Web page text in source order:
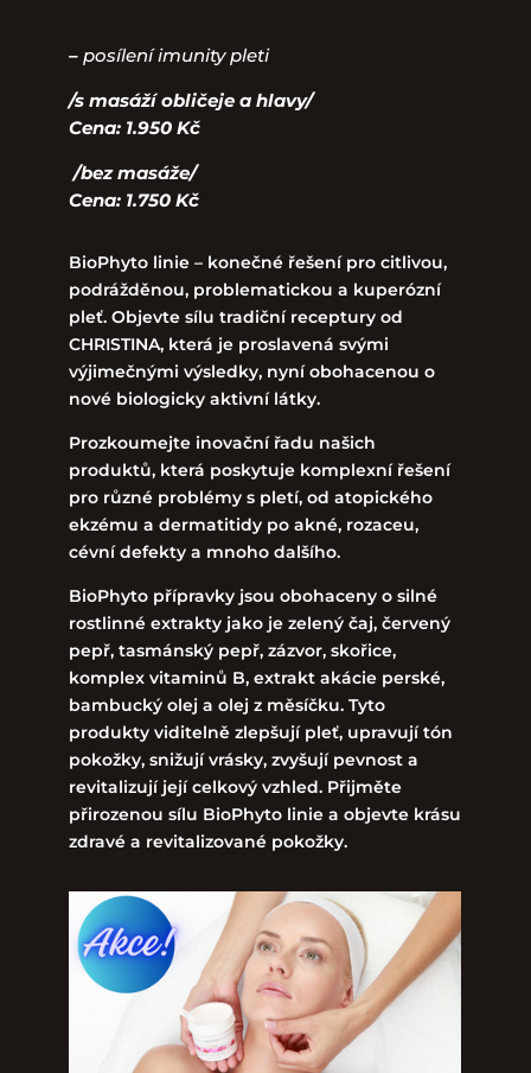
– posílení imunity pleti
/s masáží obličeje a hlavy/
Cena: 1.950 Kč
/bez masáže/
Cena: 1.750 Kč
BioPhyto linie – konečné řešení pro citlivou,
podrážděnou, problematickou a kuperózní
pleť. Objevte sílu tradiční receptury od
CHRISTINA, která je proslavená svými
výjimečnými výsledky, nyní obohacenou o
nové biologicky aktivní látky.
Prozkoumejte inovační řadu našich
produktů, která poskytuje komplexní řešení
pro různé problémy s pletí, od atopického
ekzému a dermatitidy po akné, rozaceu,
cévní defekty a mnoho dalšího.
BioPhyto přípravky jsou obohaceny o silné
rostlinné extrakty jako je zelený čaj, červený
pepř, tasmánský pepř, zázvor, skořice,
komplex vitaminů B, extrakt akácie perské,
bambucký olej a olej z měsíčku. Tyto
produkty viditelně zlepšují pleť, upravují tón
pokožky, snižují vrásky, zvyšují pevnost a
revitalizují její celkový vzhled. Přijměte
přirozenou sílu BioPhyto linie a objevte krásu
zdravé a revitalizované pokožky.